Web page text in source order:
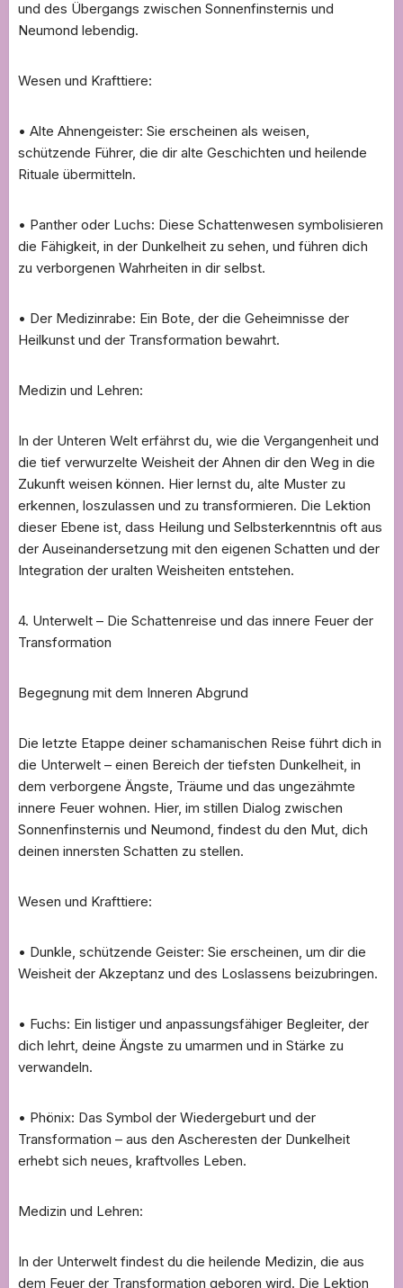
und des Übergangs zwischen Sonnenfinsternis und
Neumond lebendig.
Wesen und Krafttiere:
• Alte Ahnengeister: Sie erscheinen als weisen,
schützende Führer, die dir alte Geschichten und heilende
Rituale übermitteln.
• Panther oder Luchs: Diese Schattenwesen symbolisieren
die Fähigkeit, in der Dunkelheit zu sehen, und führen dich
zu verborgenen Wahrheiten in dir selbst.
• Der Medizinrabe: Ein Bote, der die Geheimnisse der
Heilkunst und der Transformation bewahrt.
Medizin und Lehren:
In der Unteren Welt erfährst du, wie die Vergangenheit und
die tief verwurzelte Weisheit der Ahnen dir den Weg in die
Zukunft weisen können. Hier lernst du, alte Muster zu
erkennen, loszulassen und zu transformieren. Die Lektion
dieser Ebene ist, dass Heilung und Selbsterkenntnis oft aus
der Auseinandersetzung mit den eigenen Schatten und der
Integration der uralten Weisheiten entstehen.
4. Unterwelt – Die Schattenreise und das innere Feuer der
Transformation
Begegnung mit dem Inneren Abgrund
Die letzte Etappe deiner schamanischen Reise führt dich in
die Unterwelt – einen Bereich der tiefsten Dunkelheit, in
dem verborgene Ängste, Träume und das ungezähmte
innere Feuer wohnen. Hier, im stillen Dialog zwischen
Sonnenfinsternis und Neumond, findest du den Mut, dich
deinen innersten Schatten zu stellen.
Wesen und Krafttiere:
• Dunkle, schützende Geister: Sie erscheinen, um dir die
Weisheit der Akzeptanz und des Loslassens beizubringen.
• Fuchs: Ein listiger und anpassungsfähiger Begleiter, der
dich lehrt, deine Ängste zu umarmen und in Stärke zu
verwandeln.
• Phönix: Das Symbol der Wiedergeburt und der
Transformation – aus den Ascheresten der Dunkelheit
erhebt sich neues, kraftvolles Leben.
Medizin und Lehren:
In der Unterwelt findest du die heilende Medizin, die aus
dem Feuer der Transformation geboren wird. Die Lektion